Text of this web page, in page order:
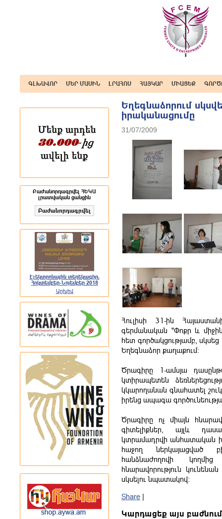
ԳԼԽԱՎՈՐ ՄԵՐ ՄԱՍԻՆ ԼՐԱՀՈՍ ՀԱՅԿԱՐ ՄԻԱՑԵՔ
Բաժանորդագրվել ՀԵԿԱ
լրատվական ցանցին
Էլեկտրոնային տեղեկագիր.
Հոկտեմբեր-Նոյեմբեր 2018
Արխիվ
Եղեգնաձորում
իրականացումը
31/07/2009
Հուլիսի 31-ին
գերմանական "Փոքր և միջին
հետ գործակցությամբ, սկսեց
Եղեգնաձոր քաղաքում:
Ծրագիրը 1-ամսյա
կտիրապետեն
կկարողանան գնահատել
իրենց ապագա
Ծրագիրը ոչ միայն
գիտելիքներ, այլև
կտրամադրվի անհատական
հաջող ներկայացված
հանձնաժողովի
հնարավորություն
սկսելու նպատակով:
Share
Կարդացեք այս բաժնում